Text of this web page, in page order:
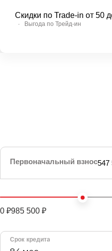
Скидки по Trade-in от 50
· Выгода по Трейд-ин
Первоначальный взнос547
0 ₽985 500 ₽
Срок кредита